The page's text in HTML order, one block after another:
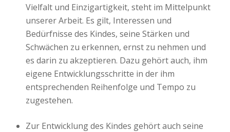
Vielfalt und Einzigartigkeit, steht im Mittelpunkt
unserer Arbeit. Es gilt, Interessen und
Bedürfnisse des Kindes, seine Stärken und
Schwächen zu erkennen, ernst zu nehmen und
es darin zu akzeptieren. Dazu gehört auch, ihm
eigene Entwicklungsschritte in der ihm
entsprechenden Reihenfolge und Tempo zu
zugestehen.
Zur Entwicklung des Kindes gehört auch seine